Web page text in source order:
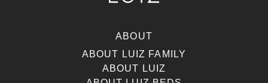
ABOUT
ABOUT LUIZ FAMILY
ABOUT LUIZ